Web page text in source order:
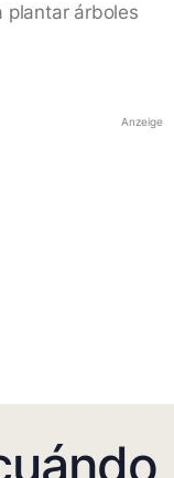
plantar árboles
Anzeige